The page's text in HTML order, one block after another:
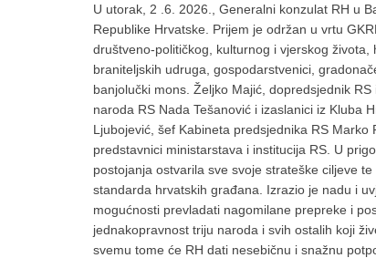
U utorak, 2 .6. 2026., Generalni konzulat RH u
Republike Hrvatske. Prijem je održan u vrtu
društveno-političkog, kulturnog i vjerskog
braniteljskih udruga, gospodarstvenici,
banjolučki mons. Željko Majić, dopredsjednik
naroda RS Nada Tešanović i izaslanici iz Kluba
Ljubojević, šef Kabineta predsjednika RS
predstavnici ministarstava i institucija RS. U
postojanja ostvarila sve svoje strateške ciljeve
standarda hrvatskih građana. Izrazio je nadu i
mogućnosti prevladati nagomilane prepreke i
jednakopravnost triju naroda i svih ostalih koji
svemu tome će RH dati nesebičnu i snažnu